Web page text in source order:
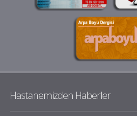
Hastanemizden Haberler